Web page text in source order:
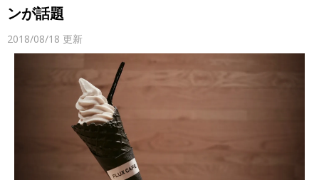
ンが話題
2018/08/18 更新